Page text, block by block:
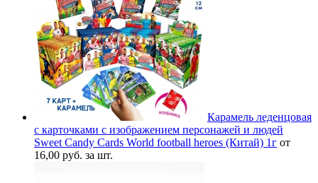
Карамель леденцовая
с карточками с изображением персонажей и людей
Sweet Candy Cards World football heroes (Китай) 1г от
16,00 руб. за шт.